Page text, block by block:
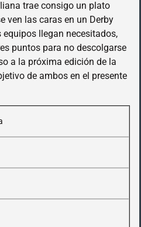
trae consigo un plato
ven las caras en un Derby
llegan necesitados,
puntos para no descolgarse
a la próxima edición de la
de ambos en el presente